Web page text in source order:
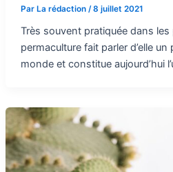
Par La rédaction /8 juillet 2021
Très souvent pratiquée dans
permaculture fait parler d’elle
monde et constitue aujourd’hui